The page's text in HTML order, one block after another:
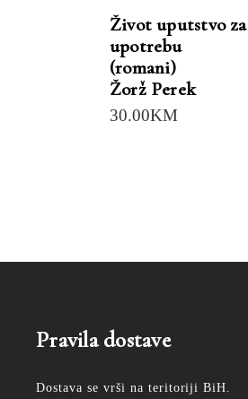
Život uputstvo za
upotrebu
(romani)
Žorž Perek
30.00KM
Pravila dostave
Dostava se vrši na teritoriji BiH.